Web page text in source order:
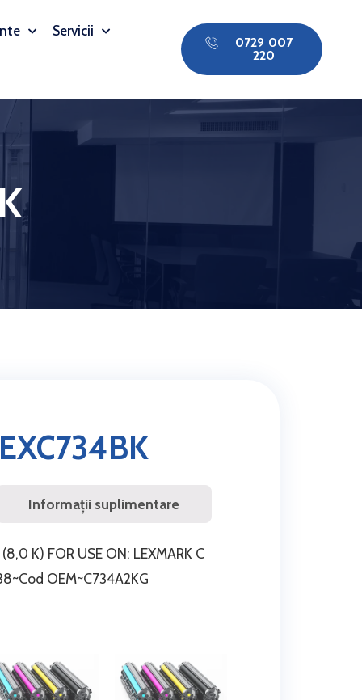
Servicii
0729 007
220
Informații suplimentare
K) FOR USE ON: LEXMARK C
OEM~C734A2KG